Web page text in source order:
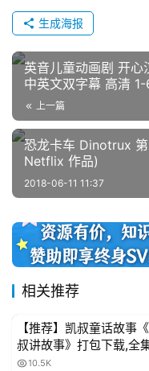
荐
热
专
题
精
材
助
本
生成海报
英音儿童动画剧 开
中英文双字幕 高清 1-
上一篇
恐龙卡车 Dinotrux
Netflix 作品)
2018-06-11 11:37
相关推荐
育儿早教
【推荐】凯叔童话故事
叔讲故事》打包下载,全
mp3下载,百度网盘
10.5K